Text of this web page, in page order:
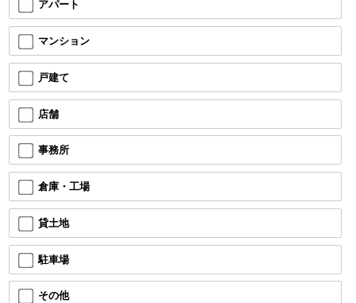
アパート
マンション
戸建て
店舗
事務所
倉庫・工場
貸土地
駐車場
その他